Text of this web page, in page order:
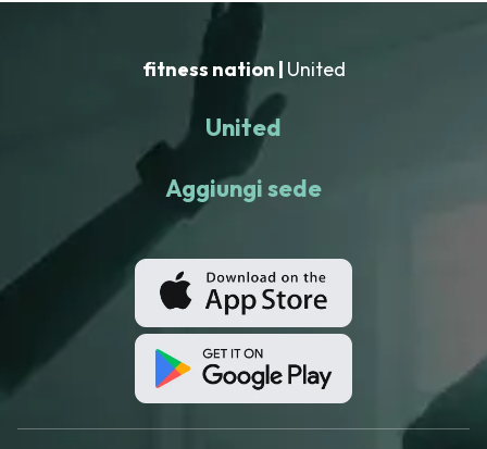
fitness nation | United
United
Aggiungi sede